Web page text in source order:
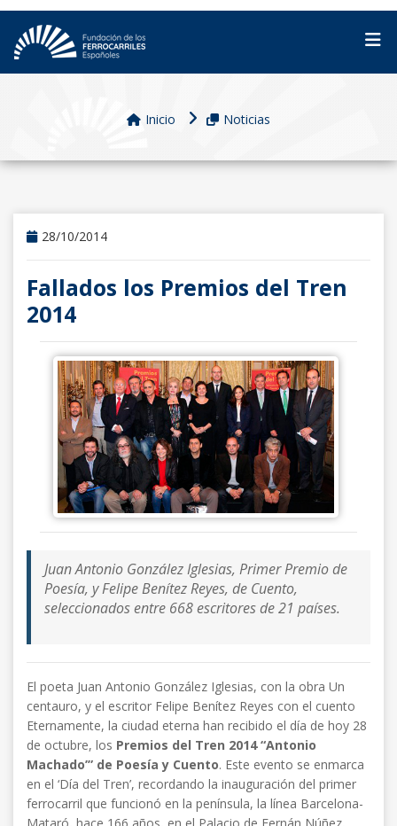
Inicio Noticias
28/10/2014
Fallados los Premios del Tren
2014
Juan Antonio González Iglesias, Primer Premio de
Poesía, y Felipe Benítez Reyes, de Cuento,
seleccionados entre 668 escritores de 21 países.
El poeta Juan Antonio González Iglesias, con la obra Un
centauro, y el escritor Felipe Benítez Reyes con el cuento
Eternamente, la ciudad eterna han recibido el día de hoy 28
de octubre, los Premios del Tren 2014 “Antonio
Machado’” de Poesía y Cuento. Este evento se enmarca
en el ‘Día del Tren’, recordando la inauguración del primer
ferrocarril que funcionó en la península, la línea Barcelona-